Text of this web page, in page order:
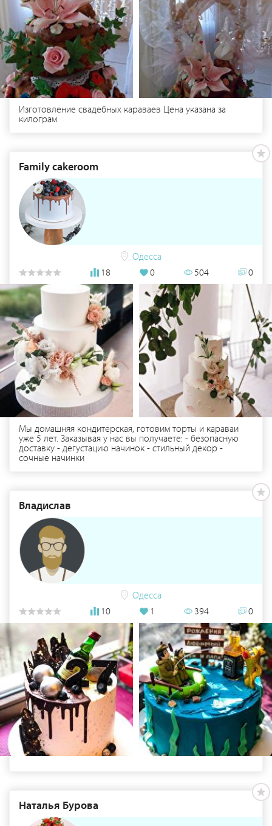
Изготовление свадебных караваев Цена указана за
килограм
Family cakeroom
Одесса
18
0 504 0
Мы домашняя кондитерская, готовим торты и караваи
уже 5 лет. Заказывая у нас вы получаете: - безопасную
доставку - дегустацию начинок - стильный декор -
сочные начинки
Владислав
Одесса
10
1 394 0
Наталья Бурова